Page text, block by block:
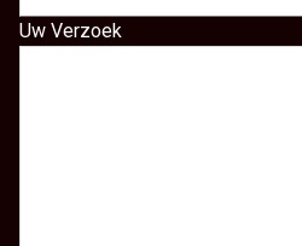
Uw Verzoek